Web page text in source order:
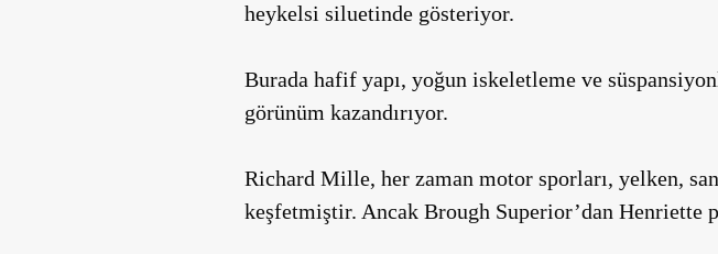
heykelsi siluetinde gösteriyor.
Burada hafif yapı, yoğun iskeletleme ve
görünüm kazandırıyor.
Richard Mille, her zaman motor sporları, yelken,
keşfetmiştir. Ancak Brough Superior’dan